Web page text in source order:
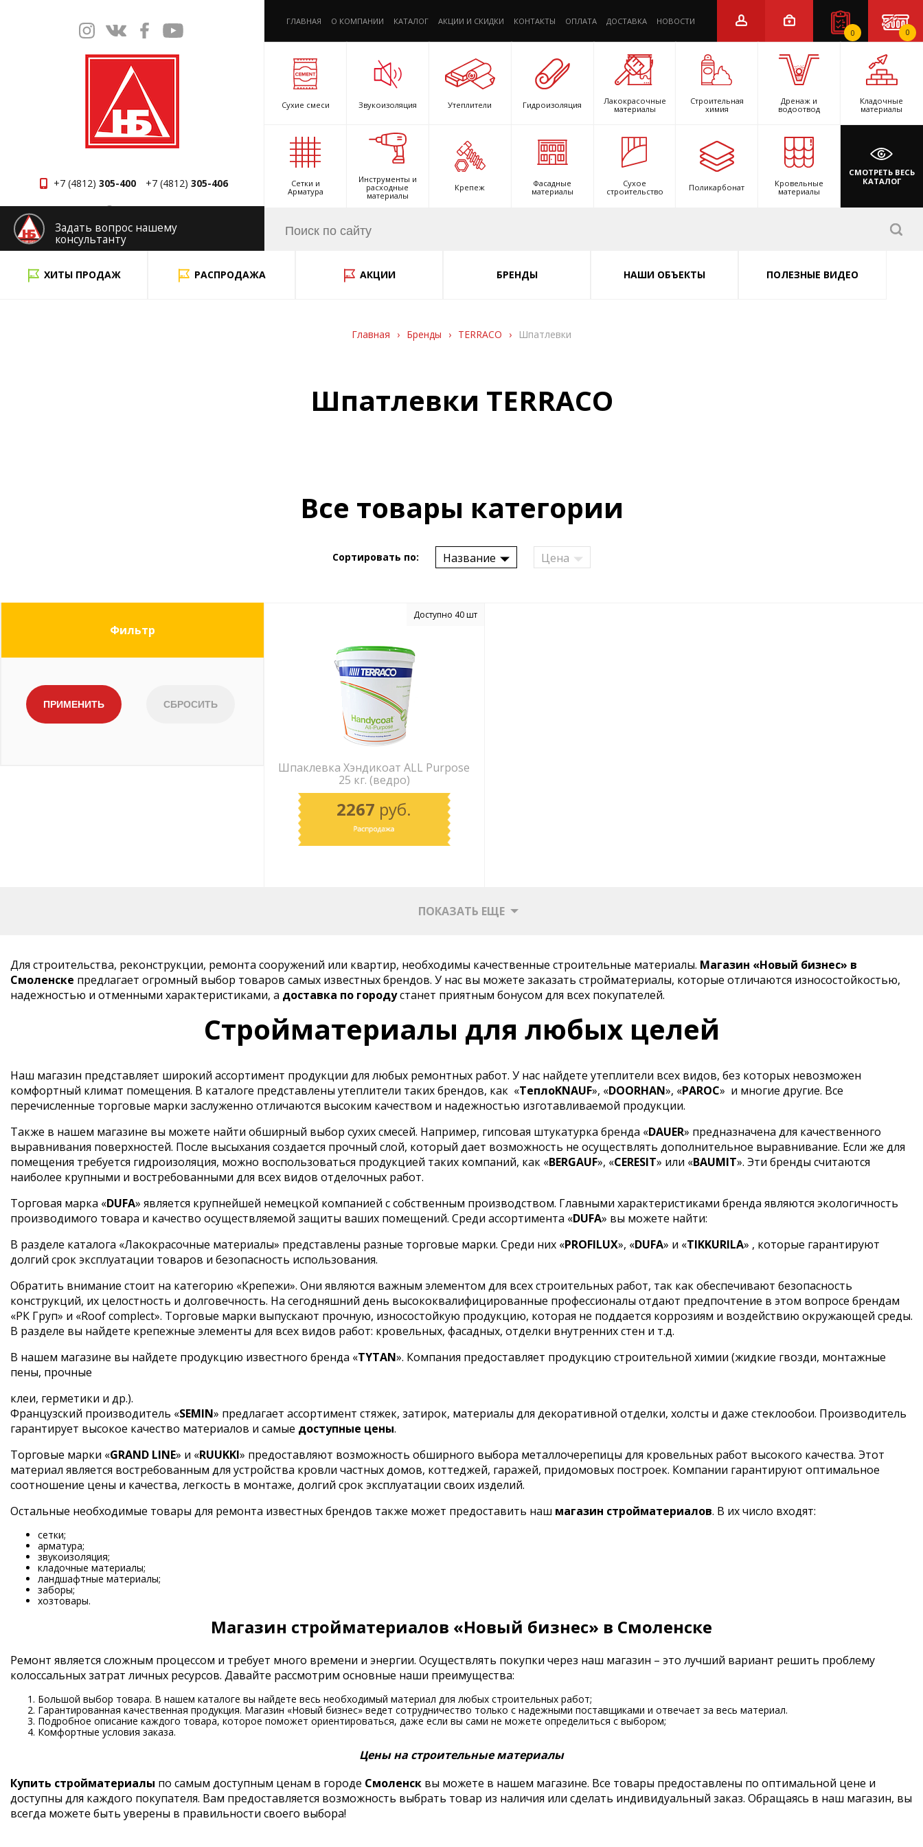
+7 (4812) 305-400 +7 (4812) 305-406
Смоленск
ГЛАВНАЯ О КОМПАНИИ КАТАЛОГ АКЦИИ И СКИДКИ КОНТАКТЫ ОПЛАТА ДОСТАВКА НОВОСТИ
0 0
Сухие смеси Звукоизоляция Утеплители Гидроизоляция
Лакокрасочные
материалы
Строительная
химия
Дренаж и
водоотвод
Кладочные
материалы
Сетки и
Арматура
Инструменты и
расходные
материалы
Крепеж
Фасадные
материалы
Сухое
строительство
Поликарбонат
Кровельные
материалы
СМОТРЕТЬ ВЕСЬ
КАТАЛОГ
Задать вопрос нашему
консультанту
ХИТЫ ПРОДАЖ
РАСПРОДАЖА АКЦИИ БРЕНДЫ НАШИ ОБЪЕКТЫ ПОЛЕЗНЫЕ ВИДЕО
Главная › Бренды › TERRACO › Шпатлевки
Шпатлевки TERRACO
Все товары категории
Сортировать по: Название Цена
Фильтр
Доступно 40 шт
Шпаклевка Хэндикоат АLL Purpose
25 кг. (ведро)
2267 руб.
ПОКАЗАТЬ ЕЩЕ
Для строительства, реконструкции, ремонта сооружений или квартир, необходимы качественные строительные материалы. Магазин «Новый бизнес» в
Смоленске предлагает огромный выбор товаров самых известных брендов. У нас вы можете заказать стройматериалы, которые отличаются износостойкостью,
надежностью и отменными характеристиками, а доставка по городустанет приятным бонусом для всех покупателей.
Стройматериалы для любых целей
Наш магазин представляет широкий ассортимент продукции для любых ремонтных работ. У нас найдете утеплители всех видов, без которых невозможен
комфортный климат помещения. В каталоге представлены утеплители таких брендов, как «ТеплоKNAUF», «DOORHAN», «PAROC» и многие другие. Все
перечисленные торговые марки заслуженно отличаются высоким качеством и надежностью изготавливаемой продукции.
Также в нашем магазине вы можете найти обширный выбор сухих смесей. Например, гипсовая штукатурка бренда «DAUER» предназначена для качественного
выравнивания поверхностей. После высыхания создается прочный слой, который дает возможность не осуществлять дополнительное выравнивание. Если же для
помещения требуется гидроизоляция, можно воспользоваться продукцией таких компаний, как «BERGAUF», «CERESIT» или «BAUMIT». Эти бренды считаются
наиболее крупными и востребованными для всех видов отделочных работ.
Торговая марка «DUFA» является крупнейшей немецкой компанией с собственным производством. Главными характеристиками бренда являются экологичность
производимого товара и качество осуществляемой защиты ваших помещений. Среди ассортимента «DUFA» вы можете найти:
В разделе каталога «Лакокрасочные материалы» представлены разные торговые марки. Среди них «PROFILUX», «DUFA» и «TIKKURILA» , которые гарантируют
долгий срок эксплуатации товаров и безопасность использования.
Обратить внимание стоит на категорию «Крепежи». Они являются важным элементом для всех строительных работ, так как обеспечивают безопасность
конструкций, их целостность и долговечность. На сегодняшний день высококвалифицированные профессионалы отдают предпочтение в этом вопросе брендам
«РК Груп» и «Roof complect». Торговые марки выпускают прочную, износостойкую продукцию, которая не поддается коррозиям и воздействию окружающей среды.
В разделе вы найдете крепежные элементы для всех видов работ: кровельных, фасадных, отделки внутренних стен и т.д.
В нашем магазине вы найдете продукцию известного бренда «TYTAN». Компания предоставляет продукцию строительной химии (жидкие гвозди, монтажные
пены, прочные
клеи, герметики и др.).
Французский производитель «SEMIN» предлагает ассортимент стяжек, затирок, материалы для декоративной отделки, холсты и даже стеклообои. Производитель
гарантирует высокое качество материалов и самые доступные цены.
Торговые марки «GRAND LINE» и «RUUKKI» предоставляют возможность обширного выбора металлочерепицы для кровельных работ высокого качества. Этот
материал является востребованным для устройства кровли частных домов, коттеджей, гаражей, придомовых построек. Компании гарантируют оптимальное
соотношение цены и качества, легкость в монтаже, долгий срок эксплуатации своих изделий.
Остальные необходимые товары для ремонта известных брендов также может предоставить наш магазин стройматериалов. В их число входят:
сетки;
арматура;
звукоизоляция;
кладочные материалы;
ландшафтные материалы;
заборы;
хозтовары.
Магазин стройматериалов «Новый бизнес» в Смоленске
Ремонт является сложным процессом и требует много времени и энергии. Осуществлять покупки через наш магазин – это лучший вариант решить проблему
колоссальных затрат личных ресурсов. Давайте рассмотрим основные наши преимущества:
Большой выбор товара. В нашем каталоге вы найдете весь необходимый материал для любых строительных работ;
Гарантированная качественная продукция. Магазин «Новый бизнес» ведет сотрудничество только с надежными поставщиками и отвечает за весь материал.
Подробное описание каждого товара, которое поможет ориентироваться, даже если вы сами не можете определиться с выбором;
Комфортные условия заказа.
Цены на строительные материалы
Купить стройматериалы по самым доступным ценам в городе Смоленск вы можете в нашем магазине. Все товары предоставлены по оптимальной цене и
доступны для каждого покупателя. Вам предоставляется возможность выбрать товар из наличия или сделать индивидуальный заказ. Обращаясь в наш магазин, вы
всегда можете быть уверены в правильности своего выбора!